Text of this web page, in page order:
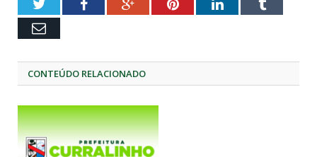
TwitterFacebookGoogle+PinterestLinkedInTumblr
Email
CONTEÚDO RELACIONADO